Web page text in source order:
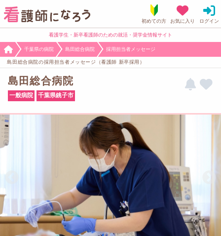
看護学生・新卒看護師のための就活・奨学金情報サイト
千葉県の病院 島田総合病院 採用担当者メッセージ
島田総合病院の採用担当者メッセージ（看護師 新卒採用）
島田総合病院
一般病院 千葉県銚子市